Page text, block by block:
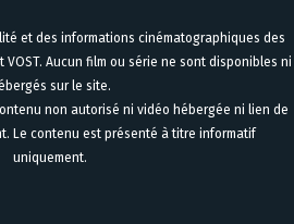
et des informations cinématographiques des
VOST. Aucun film ou série ne sont disponibles ni
sur le site.
non autorisé ni vidéo hébergée ni lien de
Le contenu est présenté à titre informatif
uniquement.